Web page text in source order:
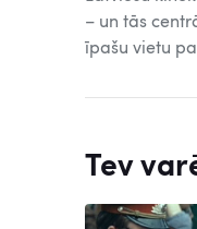
– un tās
īpašu vietu
Tev